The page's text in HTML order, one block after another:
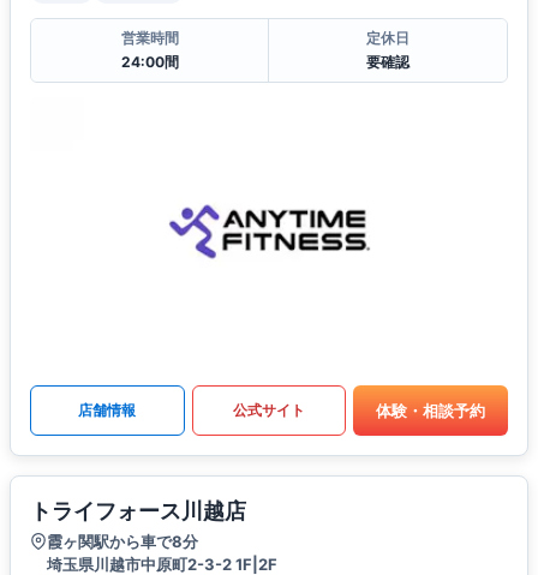
営業時間
24:00間
定休日
要確認
店舗情報 公式サイト 体験・相談予約
トライフォース川越店
霞ヶ関駅から車で8分
埼玉県川越市中原町2-3-2 1F|2F